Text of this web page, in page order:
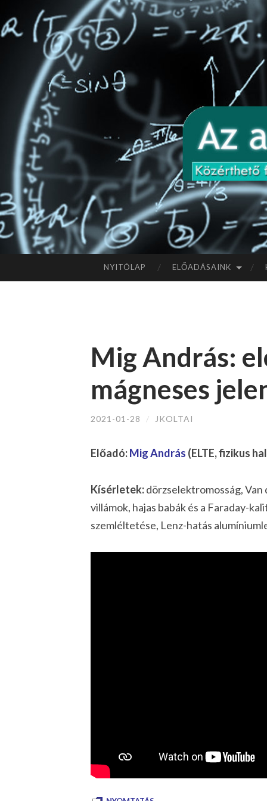
A
NYITÓLAP ELŐADÁSAINK
Mig András:
mágneses
2021-01-28 / JKOLTAI
Előadó:Mig András (ELTE, fizikus
Kísérletek:dörzselektromosság,
villámok, hajas babák és a Faraday-
szemléltetése, Lenz-hatás
A tökéletes felhasználói